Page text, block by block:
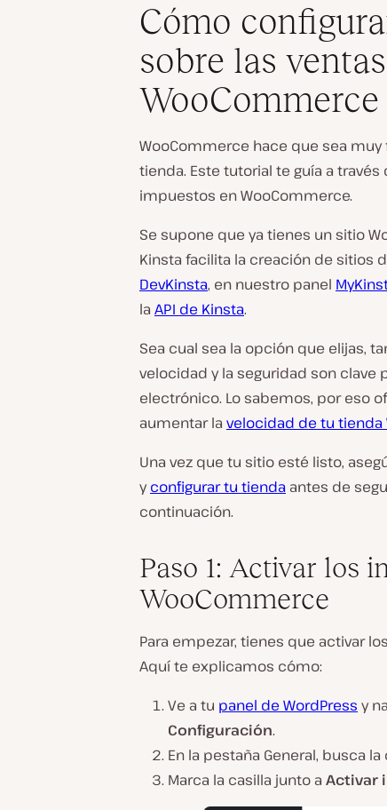
Cómo
sobre las
WooCommerce
WooCommerce hace que sea
tienda. Este tutorial te guía a
impuestos en WooCommerce.
Se supone que ya tienes un sitio
Kinsta facilita la creación de sitios
DevKinsta, en nuestro panel
la API de Kinsta.
Sea cual sea la opción que elijas,
velocidad y la seguridad son
electrónico. Lo sabemos, por eso
aumentar la velocidad de tu tienda
Una vez que tu sitio esté listo,
yconfigurar tu tienda antes de
continuación.
Paso 1: Activar los
WooCommerce
Para empezar, tienes que activar
Aquí te explicamos cómo:
Ve a tu panel de WordPress y
Configuración.
En la pestaña General, busca
Marca la casilla junto a Activar